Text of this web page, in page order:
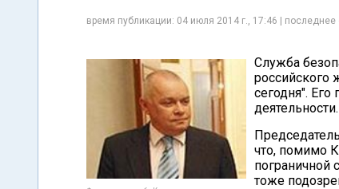
время публикации: 04 июля 2014 г., 17:46 |
Служба
российского
сегодня".
деятельности.
что, помимо
тоже